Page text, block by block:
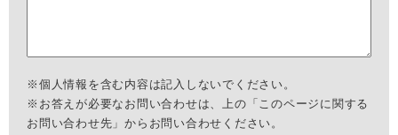
※個人情報を含む内容は記入しないでください。
※お答えが必要なお問い合わせは、上の「このページに関する
お問い合わせ先」からお問い合わせください。